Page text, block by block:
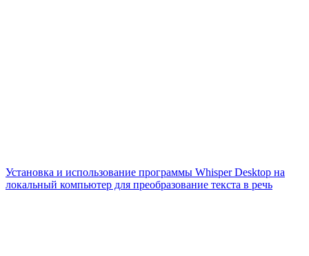
Установка и использование программы Whisper Desktop на
локальный компьютер для преобразование текста в речь